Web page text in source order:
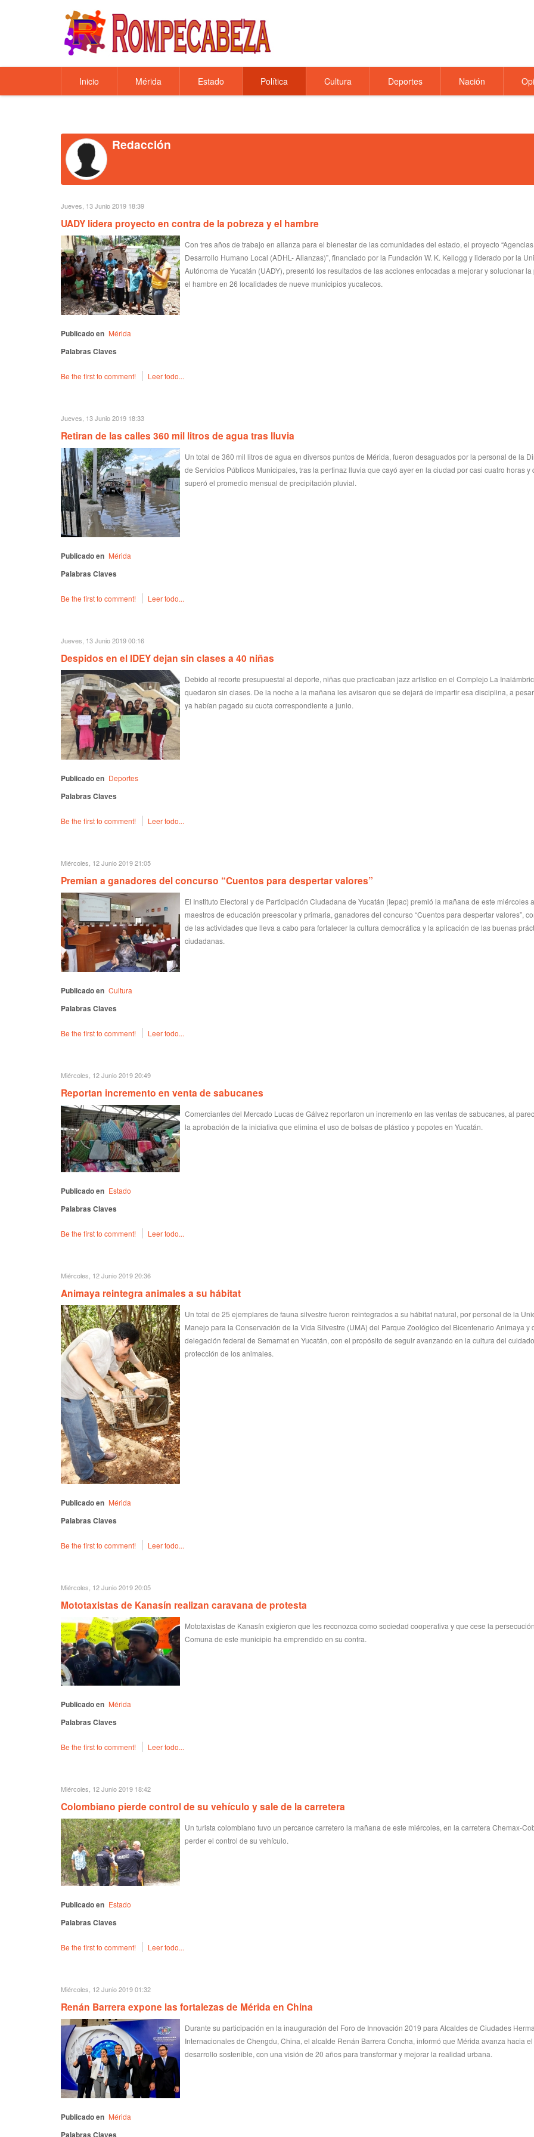
Inicio Mérida Estado Política Cultura Deportes Nación
Redacción
Jueves, 13 Junio 2019 18:39
UADY lidera proyecto en contra de la pobreza y el hambre
Con tres años de trabajo en alianza para el bienestar de las comunidades del estado, el proyecto
Desarrollo Humano Local (ADHL- Alianzas)”, financiado por la Fundación W. K. Kellogg y liderado por la
Autónoma de Yucatán (UADY), presentó los resultados de las acciones enfocadas a mejorar y solucionar la
el hambre en 26 localidades de nueve municipios yucatecos.
Publicado en Mérida
Palabras Claves
Be the first to comment! Leer todo...
Jueves, 13 Junio 2019 18:33
Retiran de las calles 360 mil litros de agua tras lluvia
Un total de 360 mil litros de agua en diversos puntos de Mérida, fueron desaguados por la personal de la
de Servicios Públicos Municipales, tras la pertinaz lluvia que cayó ayer en la ciudad por casi cuatro horas y
superó el promedio mensual de precipitación pluvial.
Publicado en Mérida
Palabras Claves
Be the first to comment! Leer todo...
Jueves, 13 Junio 2019 00:16
Despidos en el IDEY dejan sin clases a 40 niñas
Debido al recorte presupuestal al deporte, niñas que practicaban jazz artístico en el Complejo La
quedaron sin clases. De la noche a la mañana les avisaron que se dejará de impartir esa disciplina, a
ya habían pagado su cuota correspondiente a junio.
Publicado en Deportes
Palabras Claves
Be the first to comment! Leer todo...
Miércoles, 12 Junio 2019 21:05
Premian a ganadores del concurso “Cuentos para despertar valores”
El Instituto Electoral y de Participación Ciudadana de Yucatán (Iepac) premió la mañana de este miércoles
maestros de educación preescolar y primaria, ganadores del concurso “Cuentos para despertar valores”,
de las actividades que lleva a cabo para fortalecer la cultura democrática y la aplicación de las buenas
ciudadanas.
Publicado en Cultura
Palabras Claves
Be the first to comment! Leer todo...
Miércoles, 12 Junio 2019 20:49
Reportan incremento en venta de sabucanes
Comerciantes del Mercado Lucas de Gálvez reportaron un incremento en las ventas de sabucanes, al
la aprobación de la iniciativa que elimina el uso de bolsas de plástico y popotes en Yucatán.
Publicado en Estado
Palabras Claves
Be the first to comment! Leer todo...
Miércoles, 12 Junio 2019 20:36
Animaya reintegra animales a su hábitat
Un total de 25 ejemplares de fauna silvestre fueron reintegrados a su hábitat natural, por personal de la
Manejo para la Conservación de la Vida Silvestre (UMA) del Parque Zoológico del Bicentenario Animaya y
delegación federal de Semarnat en Yucatán, con el propósito de seguir avanzando en la cultura del
protección de los animales.
Publicado en Mérida
Palabras Claves
Be the first to comment! Leer todo...
Miércoles, 12 Junio 2019 20:05
Mototaxistas de Kanasín realizan caravana de protesta
Mototaxistas de Kanasín exigieron que les reconozca como sociedad cooperativa y que cese la
Comuna de este municipio ha emprendido en su contra.
Publicado en Mérida
Palabras Claves
Be the first to comment! Leer todo...
Miércoles, 12 Junio 2019 18:42
Colombiano pierde control de su vehículo y sale de la carretera
Un turista colombiano tuvo un percance carretero la mañana de este miércoles, en la carretera Chemax-
perder el control de su vehículo.
Publicado en Estado
Palabras Claves
Be the first to comment! Leer todo...
Miércoles, 12 Junio 2019 01:32
Renán Barrera expone las fortalezas de Mérida en China
Durante su participación en la inauguración del Foro de Innovación 2019 para Alcaldes de Ciudades
Internacionales de Chengdu, China, el alcalde Renán Barrera Concha, informó que Mérida avanza hacia el
desarrollo sostenible, con una visión de 20 años para transformar y mejorar la realidad urbana.
Publicado en Mérida
Palabras Claves